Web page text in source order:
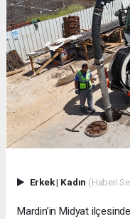
Erkek| Kadın (Haberi
Mardin’in Midyat